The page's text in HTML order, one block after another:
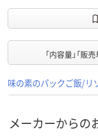
「内容量」「販
味の素のパックご飯/リ
メーカーからの